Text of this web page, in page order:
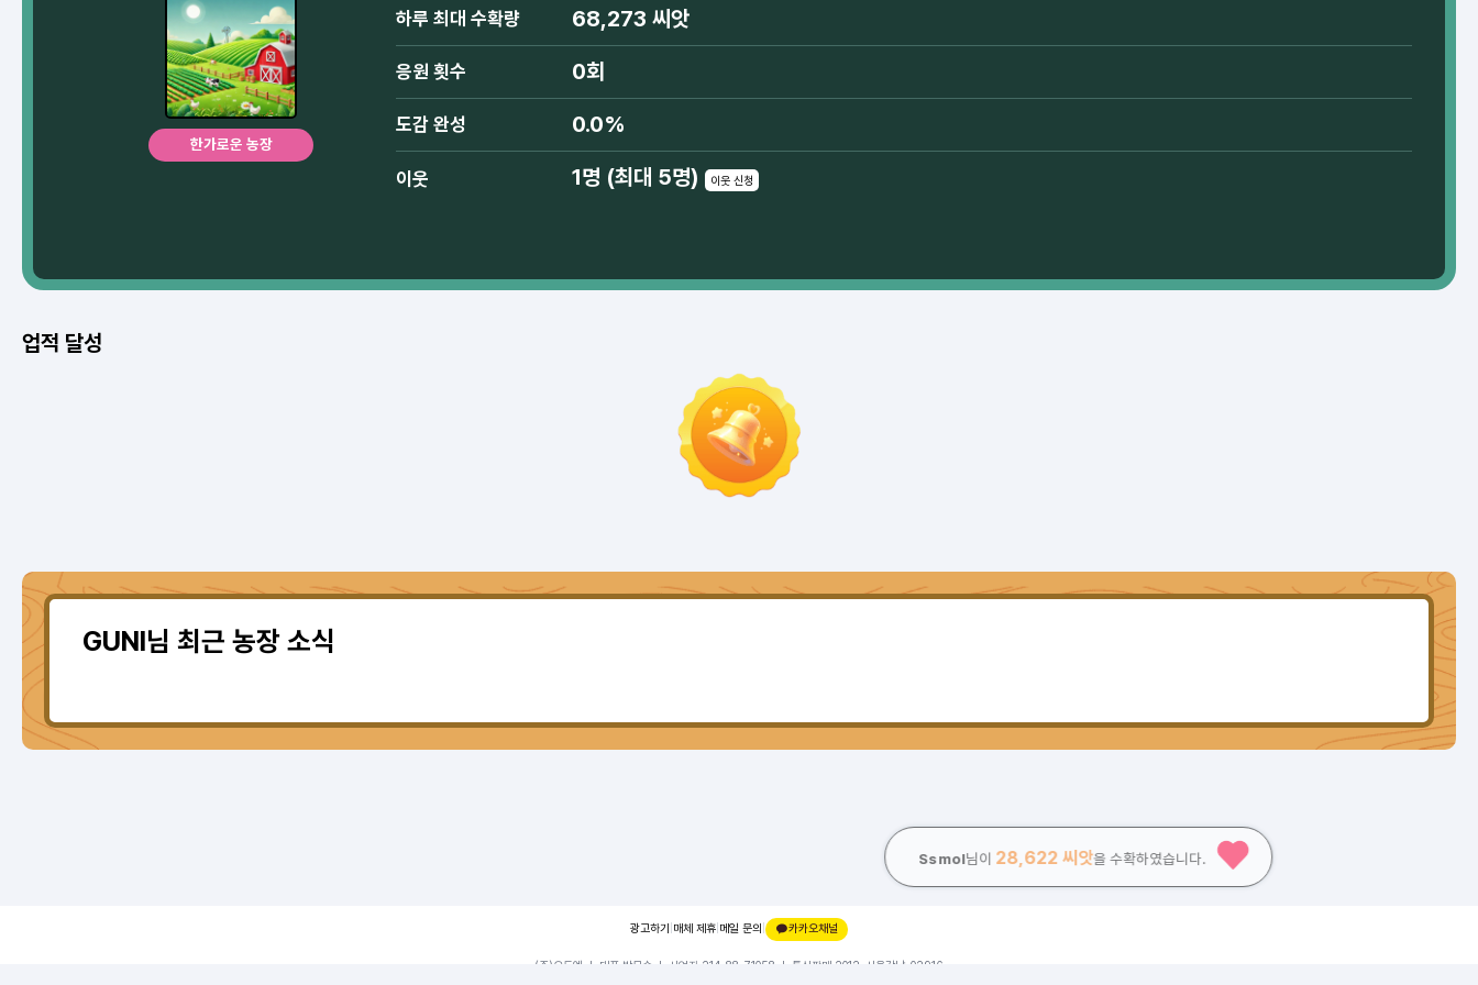
한가로운 농장
하루 최대 수확량 68,273 씨앗
응원 횟수 0회
도감 완성 0.0%
이웃 1명 (최대 5명) 이웃 신청
업적 달성
GUNI님 최근 농장 소식
Ssmol 28,622 씨앗
광고하기 매체 제휴 메일 문의 | 카카오채널
(주)오드엠 ㅣ 대표 박무순 ㅣ 사업자 214-88-71058 ㅣ 통신판매 2012-서울강남-02916